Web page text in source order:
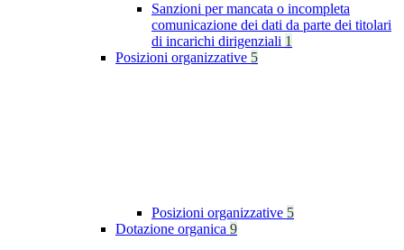
Sanzioni per mancata o incompleta
comunicazione dei dati da parte dei titolari
di incarichi dirigenziali 1
Posizioni organizzative 5
Posizioni organizzative 5
Dotazione organica 9